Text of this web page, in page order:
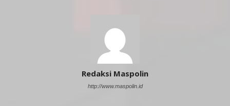
Redaksi Maspolin
http://www.maspolin.id